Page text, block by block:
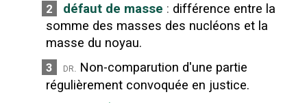
2 défaut de masse : différence entre la
somme des masses des nucléons et la
masse du noyau.
3 dr. Non-comparution d'une partie
régulièrement convoquée en justice.